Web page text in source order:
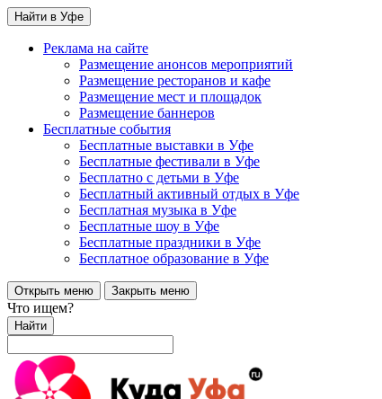
Найти в Уфе
Реклама на сайте
Размещение анонсов мероприятий
Размещение ресторанов и кафе
Размещение мест и площадок
Размещение баннеров
Бесплатные события
Бесплатные выставки в Уфе
Бесплатные фестивали в Уфе
Бесплатно с детьми в Уфе
Бесплатный активный отдых в Уфе
Бесплатная музыка в Уфе
Бесплатные шоу в Уфе
Бесплатные праздники в Уфе
Бесплатное образование в Уфе
Открыть меню Закрыть меню
Что ищем?
Найти